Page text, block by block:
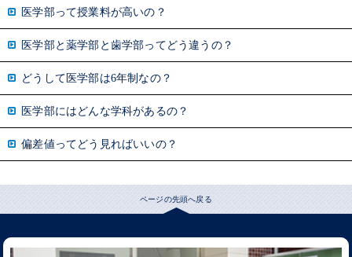
医学部って授業料が高いの？
医学部と薬学部と歯学部ってどう違うの？
どうして医学部は6年制なの？
医学部にはどんな学科があるの？
偏差値ってどう見ればいいの？
ページの先頭へ戻る